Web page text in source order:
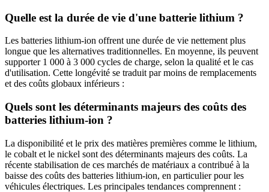
Quelle est la durée de vie d'une batterie lithium ?
Les batteries lithium-ion offrent une durée de vie nettement plus
longue que les alternatives traditionnelles. En moyenne, ils peuvent
supporter 1 000 à 3 000 cycles de charge, selon la qualité et le cas
d'utilisation. Cette longévité se traduit par moins de remplacements
et des coûts globaux inférieurs :
Quels sont les déterminants majeurs des coûts des
batteries lithium-ion ?
La disponibilité et le prix des matières premières comme le lithium,
le cobalt et le nickel sont des déterminants majeurs des coûts. La
récente stabilisation de ces marchés de matériaux a contribué à la
baisse des coûts des batteries lithium-ion, en particulier pour les
véhicules électriques. Les principales tendances comprennent :